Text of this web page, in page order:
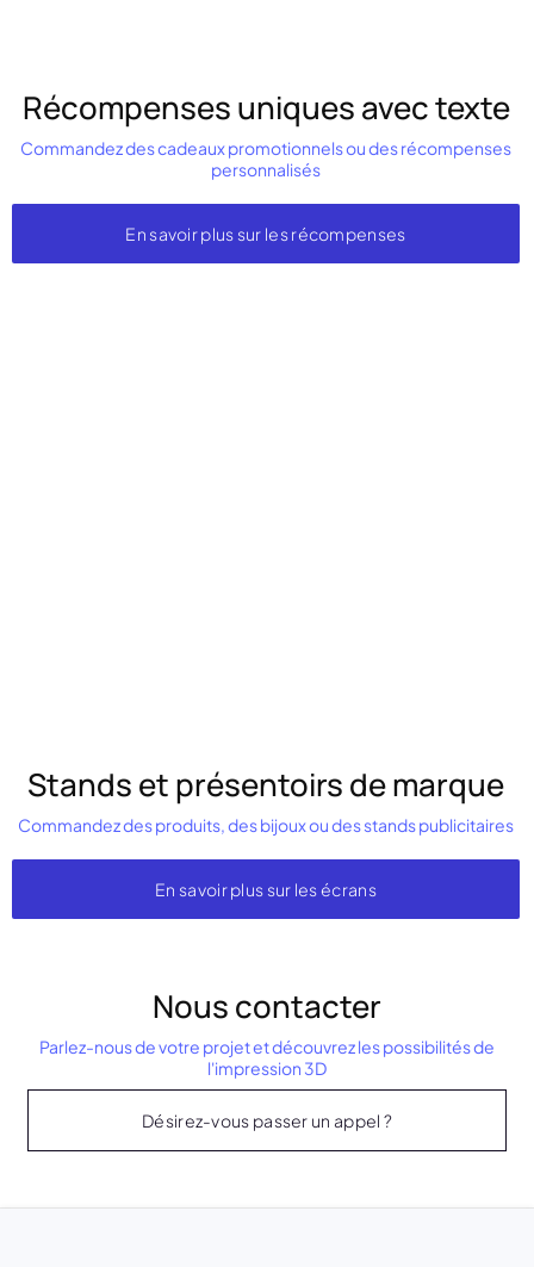
Récompenses uniques avec texte
Commandez des cadeaux promotionnels ou des récompenses
personnalisés
En savoir plus sur les récompenses
Stands et présentoirs de marque
Commandez des produits, des bijoux ou des stands publicitaires
En savoir plus sur les écrans
Nous contacter
Parlez-nous de votre projet et découvrez les possibilités de
l'impression 3D
Désirez-vous passer un appel ?